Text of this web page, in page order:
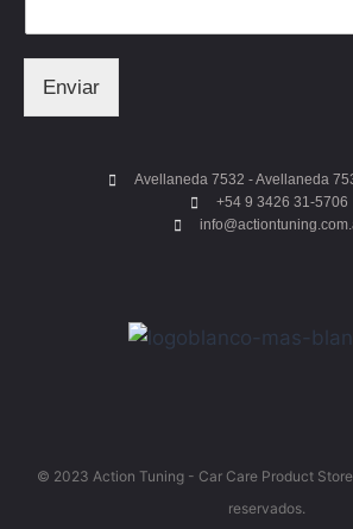
Enviar
Avellaneda 7532 - Avellaneda
+54 9 3426 31-5706
© 2023 Action Tuning - Car Care Product
reservados.